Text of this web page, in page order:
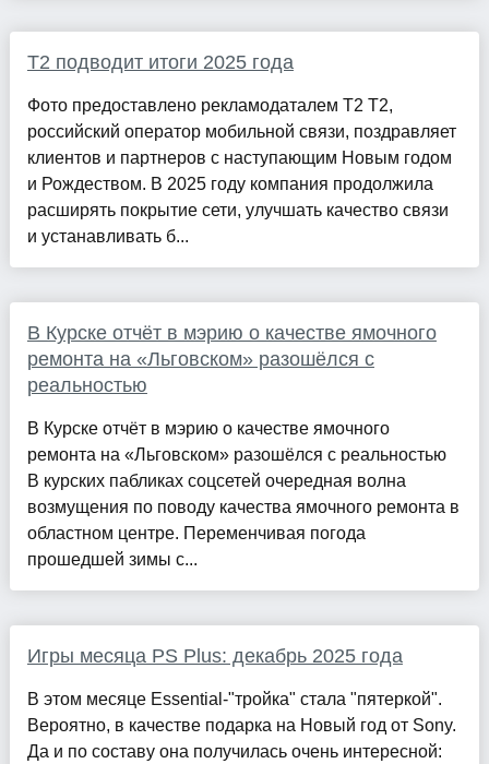
T2 подводит итоги 2025 года
Фото предоставлено рекламодаталем Т2 T2,
российский оператор мобильной связи, поздравляет
клиентов и партнеров с наступающим Новым годом
и Рождеством. В 2025 году компания продолжила
расширять покрытие сети, улучшать качество связи
и устанавливать б...
В Курске отчёт в мэрию о качестве ямочного
ремонта на «Льговском» разошёлся с
реальностью
В Курске отчёт в мэрию о качестве ямочного
ремонта на «Льговском» разошёлся с реальностью
В курских пабликах соцсетей очередная волна
возмущения по поводу качества ямочного ремонта в
областном центре. Переменчивая погода
прошедшей зимы с...
Игры месяца PS Plus: декабрь 2025 года
В этом месяце Essential-"тройка" стала "пятеркой".
Вероятно, в качестве подарка на Новый год от Sony.
Да и по составу она получилась очень интересной: